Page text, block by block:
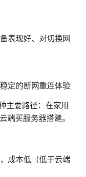
表现好、对切换网
定的断网重连体验
主要路径：在家用
端买服务器搭建。
成本低（低于云端